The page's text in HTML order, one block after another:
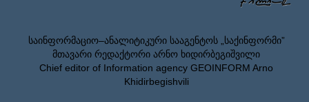
საინფორმაციო–ანალიტიკური სააგენტოს „საქინფორმი”
მთავარი რედაქტორი არნო ხიდირბეგიშვილი
Chief editor of Information agency GEOINFORM Arno
Khidirbegishvili